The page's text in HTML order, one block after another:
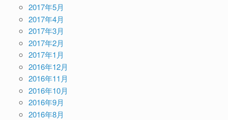
2017年5月
2017年4月
2017年3月
2017年2月
2017年1月
2016年12月
2016年11月
2016年10月
2016年9月
2016年8月